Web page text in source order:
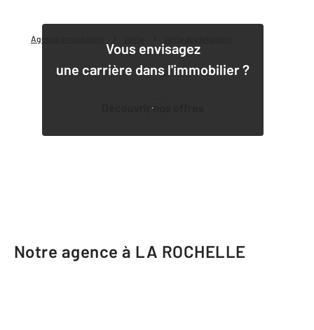
Agence immobilière
Vous envisagez
une carrière dans l'immobilier ?
Découvrir nos offres
Notre agence à LA ROCHELLE